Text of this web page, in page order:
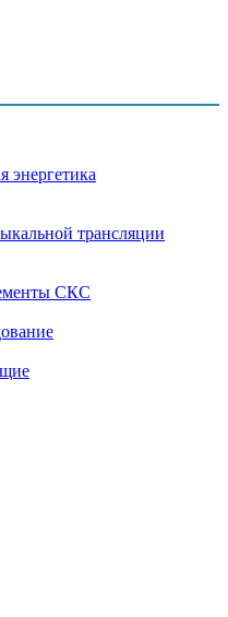
энергетика
трансляции
СКС